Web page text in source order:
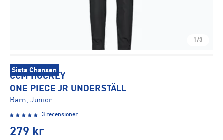
1/3
Sista Chansen
CCM HOCKEY
ONE PIECE JR UNDERSTÄLL
Barn, Junior
3 recensioner
279 kr